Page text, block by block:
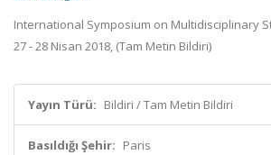
International Symposium on Multidisciplinary
27 - 28 Nisan 2018, (Tam Metin Bildiri)
Yayın Türü: Bildiri / Tam Metin Bildiri
Basıldığı Şehir: Paris